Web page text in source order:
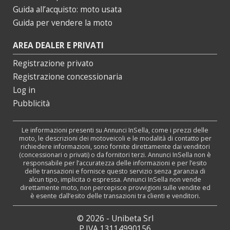
Guida all’acquisto: moto usata
Guida per vendere la moto
AREA DEALER E PRIVATI
Registrazione privato
Registrazione concessionaria
Log in
Pubblicità
Le informazioni presenti su Annunci InSella, come i prezzi delle
moto, le descrizioni dei motoveicoli e le modalità di contatto per
richiedere informazioni, sono fornite direttamente dai venditori
(concessionari o privati) o da fornitori terzi. Annunci InSella non è
responsabile per l’accuratezza delle informazioni e per l’esito
delle transazioni e fornisce questo servizio senza garanzia di
alcun tipo, implicita o espressa. Annunci InSella non vende
direttamente moto, non percepisce provvigioni sulle vendite ed
è esente dall’esito delle transazioni tra clienti e venditori.
© 2026 - Unibeta Srl